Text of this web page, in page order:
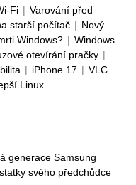
Fi | Varování před
starší počítač | Nový
Windows? | Windows
otevírání pračky |
| iPhone 17 | VLC
Linux
generace Samsung
svého předchůdce